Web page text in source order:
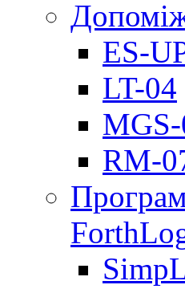
ES-
LT-04
МGS-
RM-